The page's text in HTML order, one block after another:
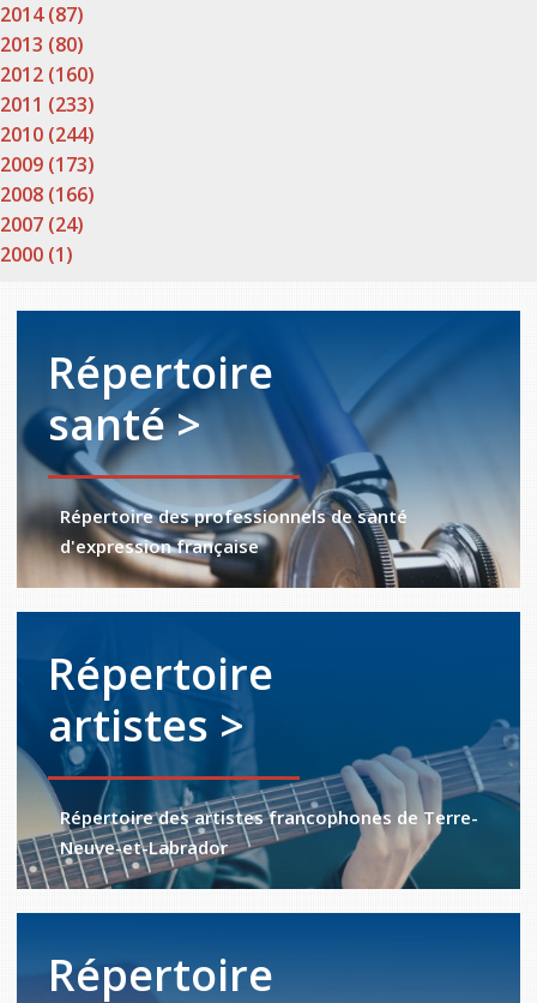
2014 (87)
2013 (80)
2012 (160)
2011 (233)
2010 (244)
2009 (173)
2008 (166)
2007 (24)
2000 (1)
Répertoire
santé >
Répertoire des professionnels de santé
d'expression française
Répertoire
artistes >
Répertoire des artistes francophones de Terre-
Neuve-et-Labrador
Répertoire